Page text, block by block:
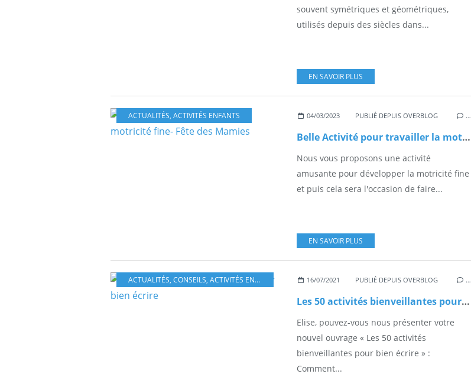
souvent symétriques et géométriques,
utilisés depuis des siècles dans...
EN SAVOIR PLUS
ACTUALITÉS, ACTIVITÉS ENFANTS 04/03/2023 PUBLIÉ DEPUIS OVERBLOG …
Belle Activité pour travailler la motricité fine- Fête des Mamies
Nous vous proposons une activité
amusante pour développer la motricité fine
et puis cela sera l'occasion de faire...
EN SAVOIR PLUS
ACTUALITÉS, CONSEILS, ACTIVITÉS ENFANTS 16/07/2021 PUBLIÉ DEPUIS OVERBLOG …
Les 50 activités bienveillantes pour bien écrire
Elise, pouvez-vous nous présenter votre
nouvel ouvrage « Les 50 activités
bienveillantes pour bien écrire » :
Comment...